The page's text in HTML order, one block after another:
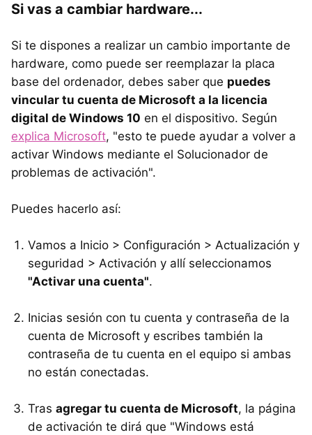
Si vas a cambiar hardware...
Si te dispones a realizar un cambio importante de
hardware, como puede ser reemplazar la placa
base del ordenador, debes saber que puedes
vincular tu cuenta de Microsoft a la licencia
digital de Windows 10 en el dispositivo. Según
explica Microsoft, "esto te puede ayudar a volver a
activar Windows mediante el Solucionador de
problemas de activación".
Puedes hacerlo así:
Vamos a Inicio > Configuración > Actualización y
seguridad > Activación y allí seleccionamos
"Activar una cuenta".
Inicias sesión con tu cuenta y contraseña de la
cuenta de Microsoft y escribes también la
contraseña de tu cuenta en el equipo si ambas
no están conectadas.
Tras agregar tu cuenta de Microsoft, la página
de activación te dirá que "Windows está